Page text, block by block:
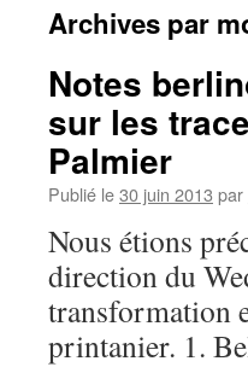
Archives par
Notes
sur les
Palmier
Publié le30 juin 2013 par
Nous étions
direction du
transformation
printanier. 1.